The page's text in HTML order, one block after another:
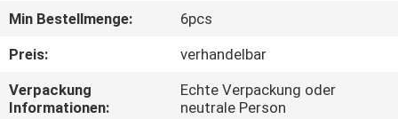
WERKSBESICHTIGUNG
QUALITÄTSKONTROLLE
Min Bestellmenge:
6pcs
Preis:
verhandelbar
Verpackung
Informationen:
Echte Verpackung oder
neutrale Person